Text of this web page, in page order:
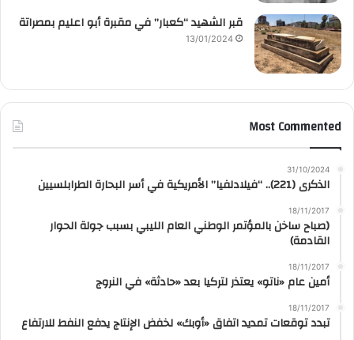
قبر الشهيد “كعبار” في مقبرة أبو اعليم بمصراتة
13/01/2024
Most Commented
31/10/2024
الذكرى (221).. “فيلادلفيا” الأمريكية في أسر البحارة الطرابلسيين
18/11/2017
(صباح ساخن بالمؤتمر الوطني العام الليبي بسبب جولة الحوار
القادمة)
18/11/2017
أمين عام «ناتو» يعتذر لتركيا بعد «حادثة» في النروج
18/11/2017
تبدد توقعات تمديد اتفاق «أوبك» لخفض الإنتاج يدفع النفط للارتفاع